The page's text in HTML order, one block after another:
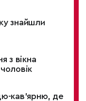
знайшли
з вікна
кав'ярню, де